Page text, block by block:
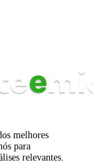
melhores
para
relevantes.